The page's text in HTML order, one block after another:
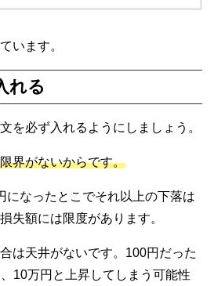
います。
れる
を必ず入れるようにしましょう。
界がないからです。
になったとこでそれ以上の下落は
失額には限度があります。
は天井がないです。100円だった
10万円と上昇してしまう可能性